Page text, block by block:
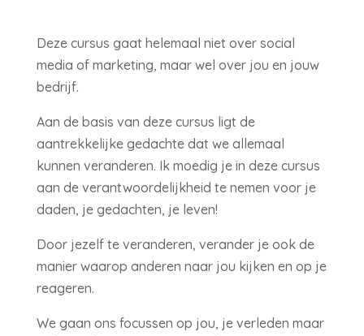
Deze cursus gaat helemaal niet over social
media of marketing, maar wel over jou en jouw
bedrijf.
Aan de basis van deze cursus ligt de
aantrekkelijke gedachte dat we allemaal
kunnen veranderen. Ik moedig je in deze cursus
aan de verantwoordelijkheid te nemen voor je
daden, je gedachten, je leven!
Door jezelf te veranderen, verander je ook de
manier waarop anderen naar jou kijken en op je
reageren.
We gaan ons focussen op jou, je verleden maar